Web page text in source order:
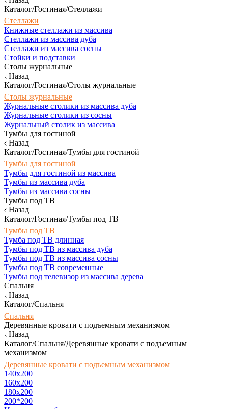
Каталог/Гостиная/Стеллажи
Стеллажи
Книжные стеллажи из массива
Стеллажи из массива дуба
Стеллажи из массива сосны
Стойки и подставки
Столы журнальные
Назад
Каталог/Гостиная/Столы журнальные
Столы журнальные
Журнальные столики из массива дуба
Журнальные столики из сосны
Журнальный столик из массива
Тумбы для гостиной
Назад
Каталог/Гостиная/Тумбы для гостиной
Тумбы для гостиной
Тумбы для гостиной из массива
Тумбы из массива дуба
Тумбы из массива сосны
Тумбы под ТВ
Назад
Каталог/Гостиная/Тумбы под ТВ
Тумбы под ТВ
Тумба под ТВ длинная
Тумбы под ТВ из массива дуба
Тумбы под ТВ из массива сосны
Тумбы под ТВ современные
Тумбы под телевизор из массива дерева
Спальня
Назад
Каталог/Спальня
Спальня
Деревянные кровати с подъемным механизмом
Назад
Каталог/Спальня/Деревянные кровати с подъемным
механизмом
Деревянные кровати с подъемным механизмом
140x200
160х200
180х200
200*200